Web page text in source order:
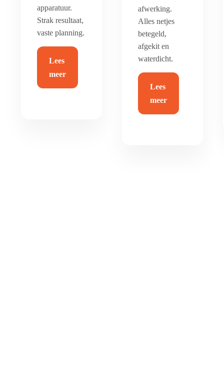
apparatuur.
Strak resultaat,
vaste planning.
Lees
meer
afwerking.
Alles netjes
betegeld,
afgekit en
waterdicht.
Lees
meer